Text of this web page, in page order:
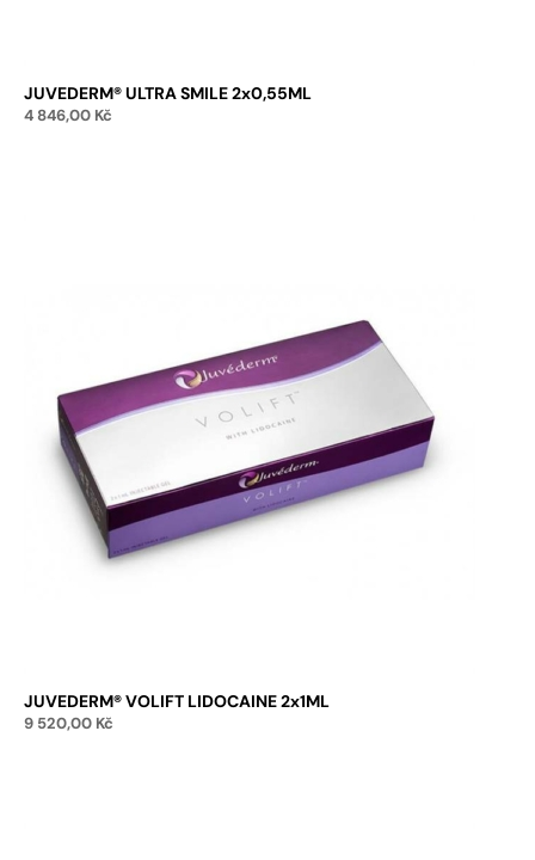
JUVEDERM® ULTRA SMILE 2x0,55ML
4 846,00 Kč
JUVEDERM® VOLIFT LIDOCAINE 2x1ML
9 520,00 Kč